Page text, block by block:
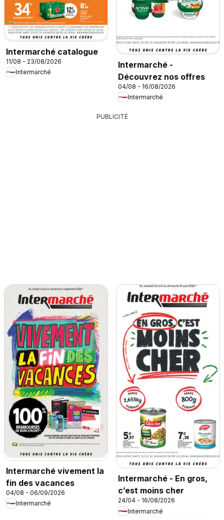
Intermarché catalogue
11/08 - 23/08/2026
Intermarché
Intermarché -
Découvrez nos offres
04/08 - 16/08/2026
Intermarché
PUBLICITÉ
Intermarché vivement la
fin des vacances
04/08 - 06/09/2026
Intermarché
Intermarché - En gros,
c’est moins cher
24/04 - 16/08/2026
Intermarché